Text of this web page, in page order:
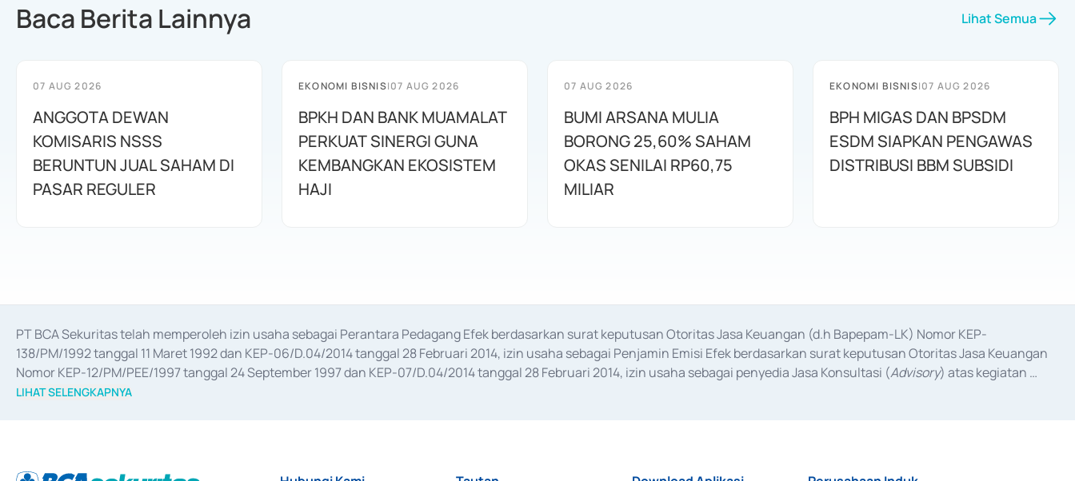
Baca Berita Lainnya Lihat Semua
07 AUG 2026
ANGGOTA DEWAN
KOMISARIS NSSS
BERUNTUN JUAL SAHAM DI
PASAR REGULER
EKONOMI BISNIS|07 AUG 2026
BPKH DAN BANK MUAMALAT
PERKUAT SINERGI GUNA
KEMBANGKAN EKOSISTEM
HAJI
07 AUG 2026
BUMI ARSANA MULIA
BORONG 25,60% SAHAM
OKAS SENILAI RP60,75
MILIAR
EKONOMI BISNIS|07 AUG 2026
BPH MIGAS DAN BPSDM
ESDM SIAPKAN PENGAWAS
DISTRIBUSI BBM SUBSIDI
PT BCA Sekuritas telah memperoleh izin usaha sebagai Perantara Pedagang Efek berdasarkan surat keputusan Otoritas Jasa Keuangan (d.h Bapepam-LK) Nomor KEP-
138/PM/1992 tanggal 11 Maret 1992 dan KEP-06/D.04/2014 tanggal 28 Februari 2014, izin usaha sebagai Penjamin Emisi Efek berdasarkan surat keputusan Otoritas Jasa Keuangan
Nomor KEP-12/PM/PEE/1997 tanggal 24 September 1997 dan KEP-07/D.04/2014 tanggal 28 Februari 2014, izin usaha sebagai penyedia Jasa Konsultasi (Advisory) atas kegiatan
merger, akuisisi, divestasi, dan
LIHAT SELENGKAPNYA